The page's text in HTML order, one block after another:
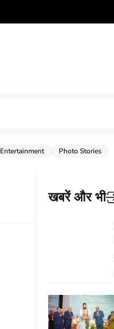
Entertainment Photo Stories
खबरें और भी